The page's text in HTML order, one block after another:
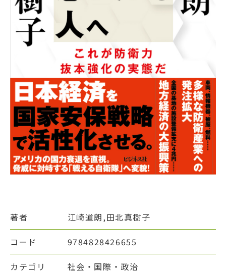
著者 江崎道朗,田北真樹子
コード 9784828426655
カテゴリ 社会・国際・政治